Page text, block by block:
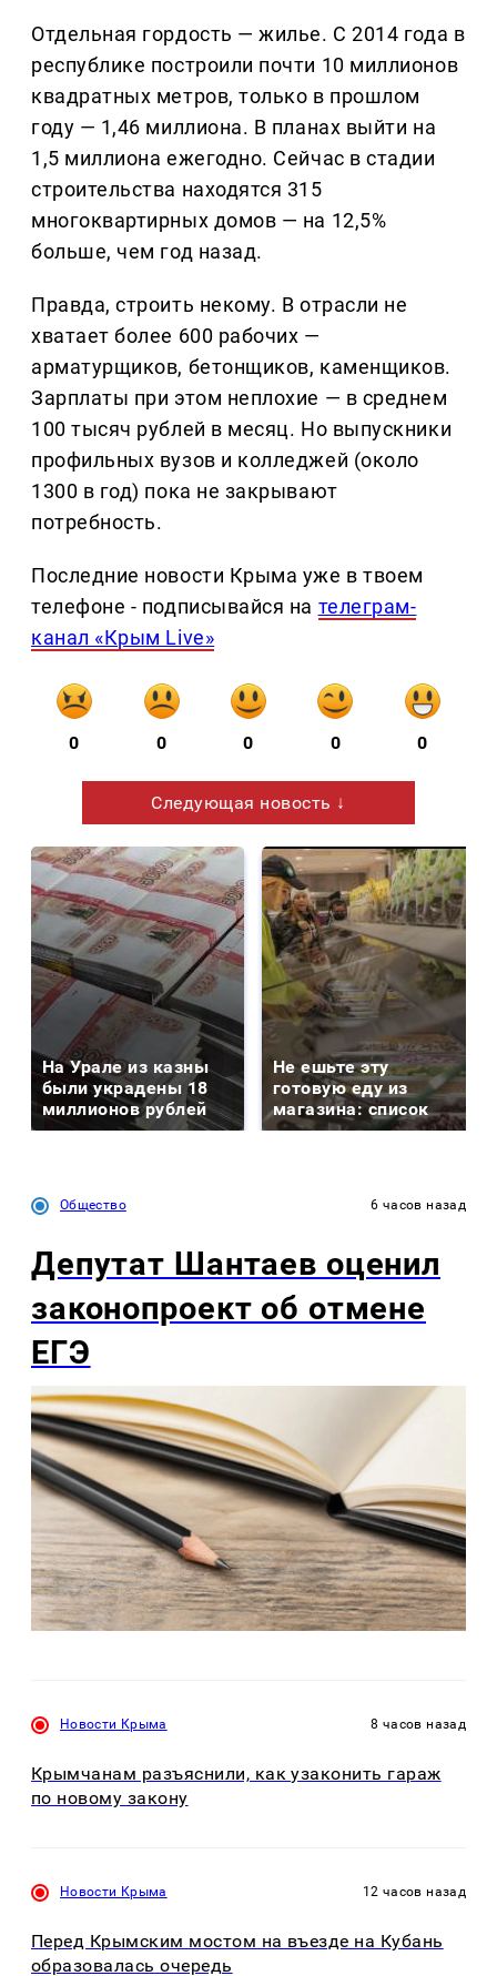
Отдельная гордость — жилье. С 2014 года в
республике построили почти 10 миллионов
квадратных метров, только в прошлом
году — 1,46 миллиона. В планах выйти на
1,5 миллиона ежегодно. Сейчас в стадии
строительства находятся 315
многоквартирных домов — на 12,5%
больше, чем год назад.
Правда, строить некому. В отрасли не
хватает более 600 рабочих —
арматурщиков, бетонщиков, каменщиков.
Зарплаты при этом неплохие — в среднем
100 тысяч рублей в месяц. Но выпускники
профильных вузов и колледжей (около
1300 в год) пока не закрывают
потребность.
Последние новости Крыма уже в твоем
телефоне - подписывайся на телеграм-
канал «Крым Live»
0 0 0 0 0
Следующая новость ↓
На Урале из казны
были украдены 18
миллионов рублей
Не ешьте эту
готовую еду из
магазина: список
Общество 6 часов назад
Депутат Шантаев оценил
законопроект об отмене
ЕГЭ
Новости Крыма 8 часов назад
Крымчанам разъяснили, как узаконить гараж
по новому закону
Новости Крыма 12 часов назад
Перед Крымским мостом на въезде на Кубань
образовалась очередь